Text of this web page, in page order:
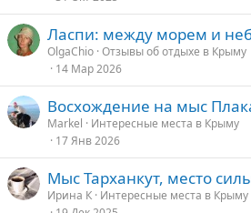
Ласпи: между морем и
OlgaChio Отзывы об отдыхе в Крыму
14 Мар 2026
Восхождение на мыс
Markel
Интересные места в Крыму
17 Янв 2026
Мыс Тарханкут, место
Ирина К Интересные места в Крыму